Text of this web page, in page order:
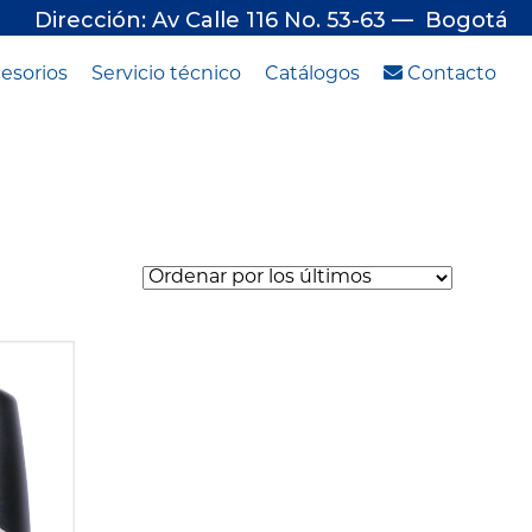
Dirección: Av Calle 116 No. 53-63 — Bogotá
Servicio técnico Catálogos Contacto